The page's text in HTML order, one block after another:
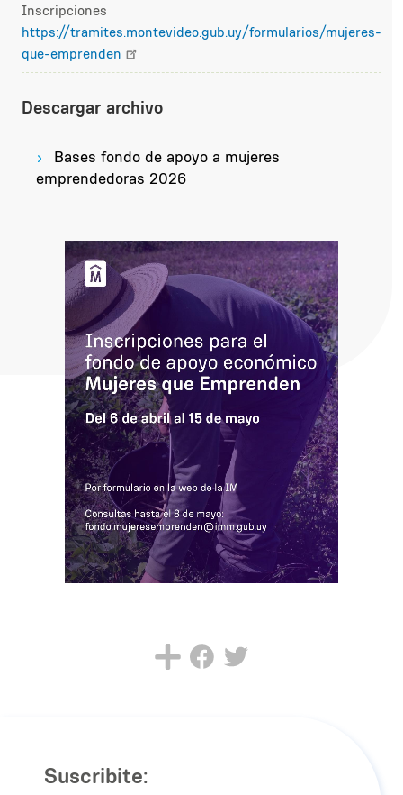
Inscripciones
https://tramites.montevideo.gub.uy/formularios/mujeres-
que-emprenden
Descargar archivo
Bases fondo de apoyo a mujeres
emprendedoras 2026
Suscribite: